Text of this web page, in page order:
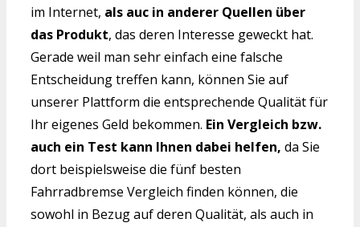
im Internet, als auc in anderer Quellen über
das Produkt, das deren Interesse geweckt hat.
Gerade weil man sehr einfach eine falsche
Entscheidung treffen kann, können Sie auf
unserer Plattform die entsprechende Qualität für
Ihr eigenes Geld bekommen. Ein Vergleich bzw.
auch ein Test kann Ihnen dabei helfen, da Sie
dort beispielsweise die fünf besten
Fahrradbremse Vergleich finden können, die
sowohl in Bezug auf deren Qualität, als auch in